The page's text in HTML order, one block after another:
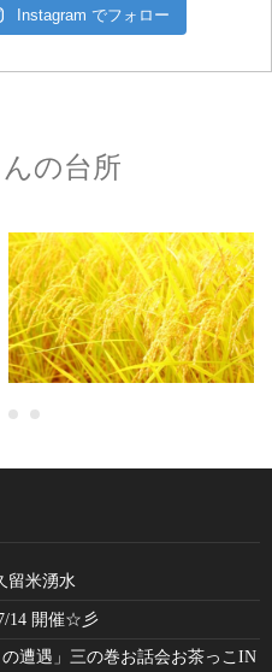
Instagram でフォロー
の台所
留米湧水
14 開催☆彡
遭遇」三の巻お話会お茶っこIN